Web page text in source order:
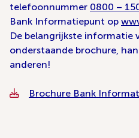
telefoonnummer 0800 –
Bank Informatiepunt op
De belangrijkste informatie
onderstaande brochure,
anderen!
Brochure Bank